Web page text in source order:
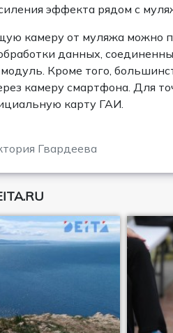
эффекта рядом с
камеру от муляжа можно
данных,
Кроме того,
камеру смартфона. Для
карту ГАИ.
Гвардеева